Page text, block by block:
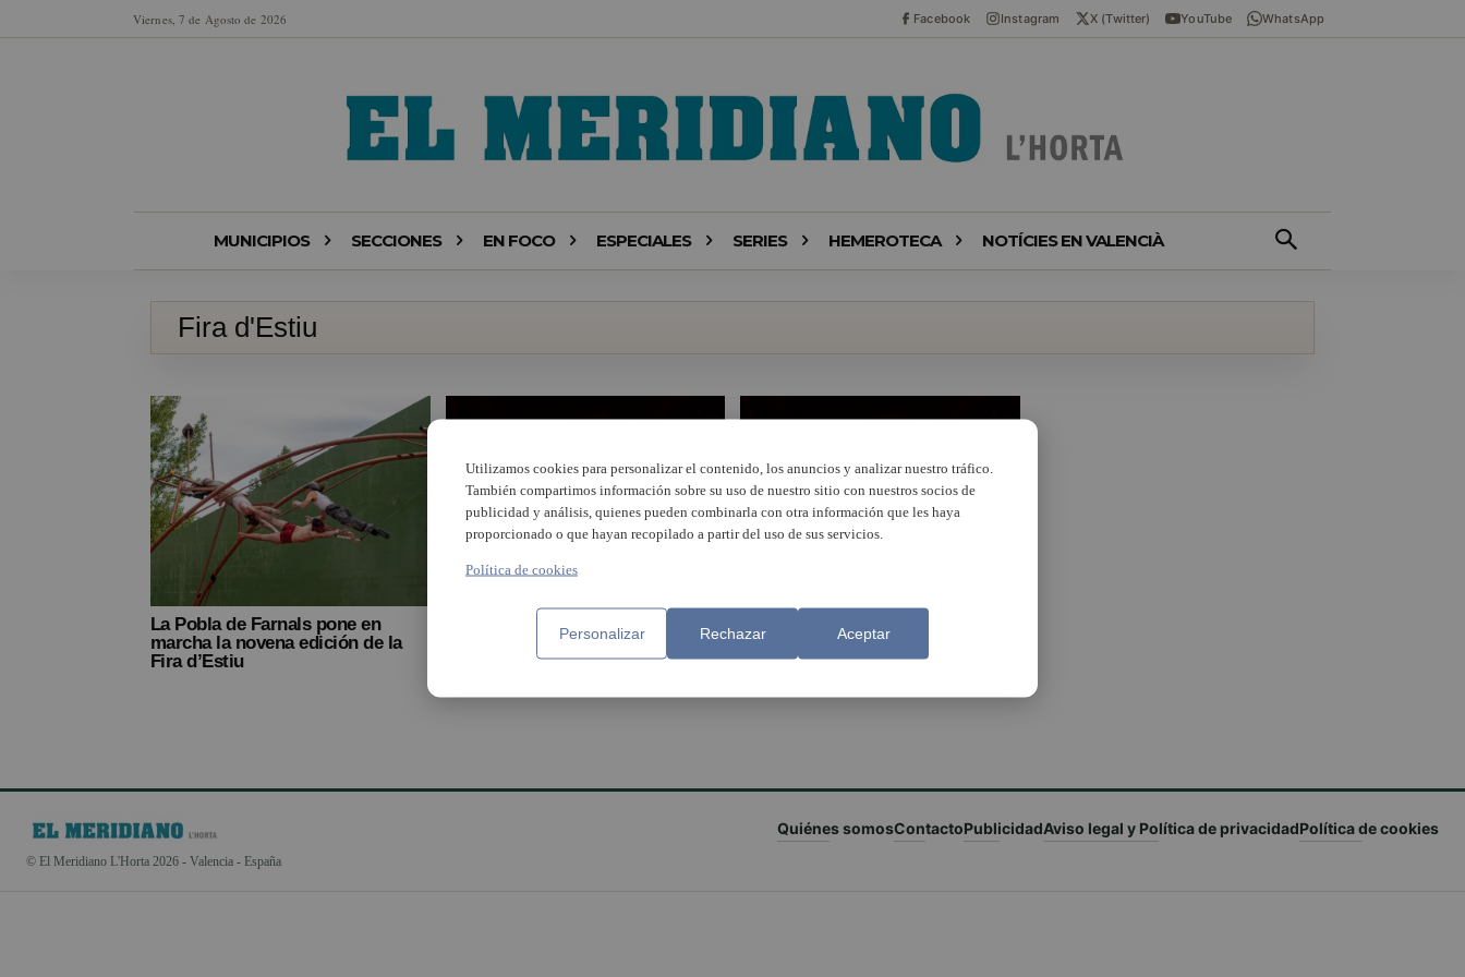
Viernes, 7 de Agosto de 2026 Facebook Instagram X (Twitter) YouTube WhatsApp
MUNICIPIOS SECCIONES EN FOCO ESPECIALES SERIES HEMEROTECA NOTÍCIES EN VALENCIÀ
Fira d'Estiu
La Pobla de Farnals pone en
marcha la novena edición de la
Fira d’Estiu
La ‘Fira d’Estiu’ de La Pobla de
Farnals plena la platja d’activitats
Comença la ‘Fira d’Estiu 2024 en
les platges de La Pobla de Farnals
© El Meridiano L'Horta 2026 - Valencia - España
Quiénes somosContactoPublicidadAviso legal y Política de privacidadPolítica de cookies
Utilizamos cookies para personalizar el contenido, los anuncios y analizar nuestro tráfico.
También compartimos información sobre su uso de nuestro sitio con nuestros socios de
publicidad y análisis, quienes pueden combinarla con otra información que les haya
proporcionado o que hayan recopilado a partir del uso de sus servicios.
Política de cookies
Personalizar Rechazar Aceptar